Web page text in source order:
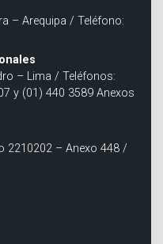
– Arequipa / Teléfono:
– Lima / Teléfonos:
y (01) 440 3589 Anexos
2210202 – Anexo 448 /